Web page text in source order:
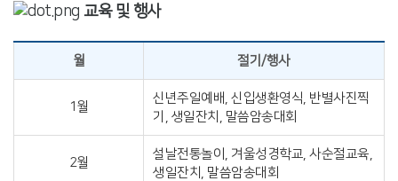
교육 및 행사
월 절기/행사
1월
신년주일예배, 신입생환영식, 반별사진찍
기, 생일잔치, 말씀암송대회
2월
설날전통놀이, 겨울성경학교, 사순절교육,
생일잔치, 말씀암송대회